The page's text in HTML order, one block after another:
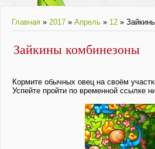
Главная » 2017 » Апрель » 12 »
Зайкины комбинезоны
Кормите обычных овец на своём
Успейте пройти по временной ссылке